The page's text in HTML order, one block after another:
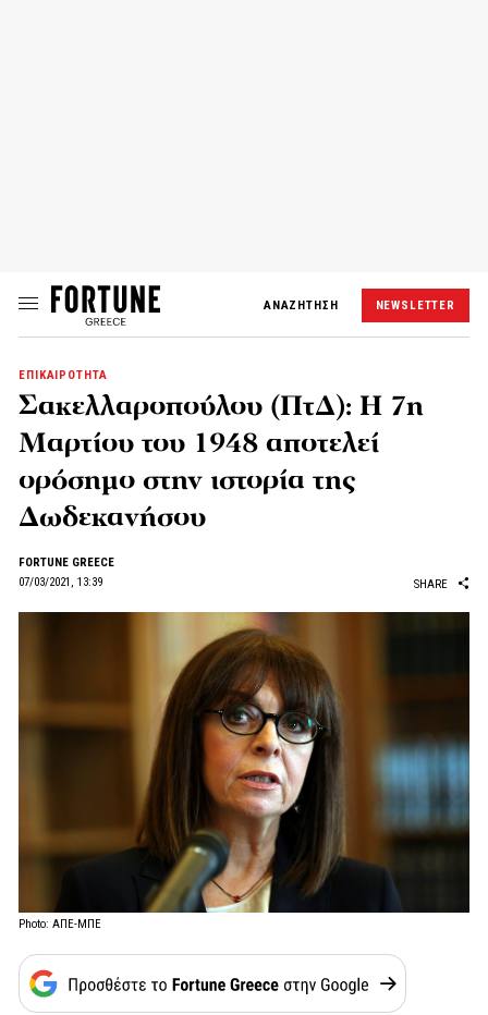
ΑΝΑΖΗΤΗΣΗ NEWSLETTER
ΕΠΙΚΑΙΡΟΤΗΤΑ
Σακελλαροπούλου (ΠτΔ): Η 7η
Μαρτίου του 1948 αποτελεί
ορόσημο στην ιστορία της
Δωδεκανήσου
FORTUNE GREECE
07/03/2021, 13:39
SHARE
Photo: ΑΠΕ-ΜΠΕ